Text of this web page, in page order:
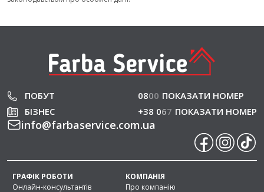
ПОБУТ 0800 ПОКАЗАТИ НОМЕР
БІЗНЕС
+38 067 ПОКАЗАТИ НОМЕР
info@farbaservice.com.ua
КОМПАНІЯ
Про компанію
ГРАФІК РОБОТИ
Онлайн-консультантів